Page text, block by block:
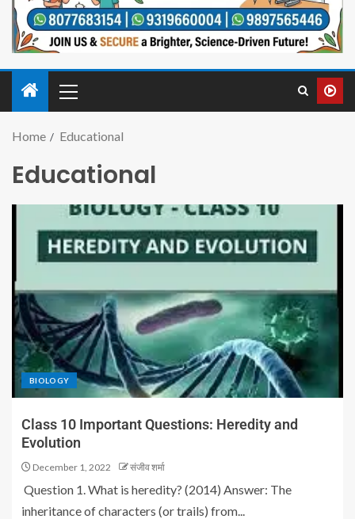
Home Educational
Educational
BIOLOGY
Class 10 Important Questions: Heredity and
Evolution
December 1, 2022 संजीव शर्मा
Question 1. What is heredity? (2014) Answer: The
inheritance of characters (or trails) from...